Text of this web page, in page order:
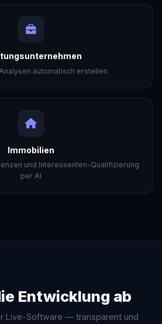
automatisch erstellen
Immobilien
und Interessenten-Qualifizierung
per AI
Entwicklung ab
Live-Software — transparent und